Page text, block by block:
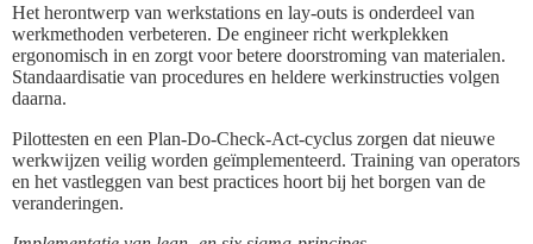
Het herontwerp van werkstations en lay-outs is onderdeel van
werkmethoden verbeteren. De engineer richt werkplekken
ergonomisch in en zorgt voor betere doorstroming van materialen.
Standaardisatie van procedures en heldere werkinstructies volgen
daarna.
Pilottesten en een Plan-Do-Check-Act-cyclus zorgen dat nieuwe
werkwijzen veilig worden geïmplementeerd. Training van operators
en het vastleggen van best practices hoort bij het borgen van de
veranderingen.